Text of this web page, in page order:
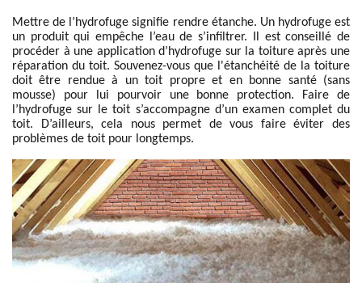
Mettre de l’hydrofuge signifie rendre étanche. Un hydrofuge est
un produit qui empêche l’eau de s’infiltrer. Il est conseillé de
procéder à une application d’hydrofuge sur la toiture après une
réparation du toit. Souvenez-vous que l'étanchéité de la toiture
doit être rendue à un toit propre et en bonne santé (sans
mousse) pour lui pourvoir une bonne protection. Faire de
l’hydrofuge sur le toit s’accompagne d’un examen complet du
toit. D’ailleurs, cela nous permet de vous faire éviter des
problèmes de toit pour longtemps.